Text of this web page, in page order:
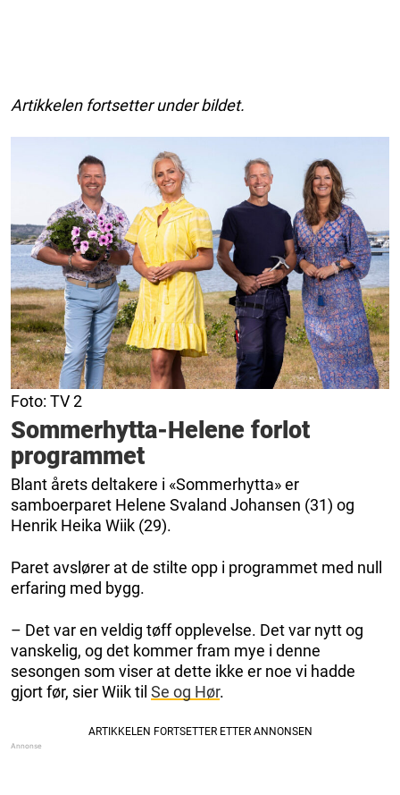
Artikkelen fortsetter under bildet.
Foto: TV 2
Sommerhytta-Helene forlot
programmet
Blant årets deltakere i «Sommerhytta» er
samboerparet Helene Svaland Johansen (31) og
Henrik Heika Wiik (29).
Paret avslører at de stilte opp i programmet med null
erfaring med bygg.
– Det var en veldig tøff opplevelse. Det var nytt og
vanskelig, og det kommer fram mye i denne
sesongen som viser at dette ikke er noe vi hadde
gjort før, sier Wiik til Se og Hør.